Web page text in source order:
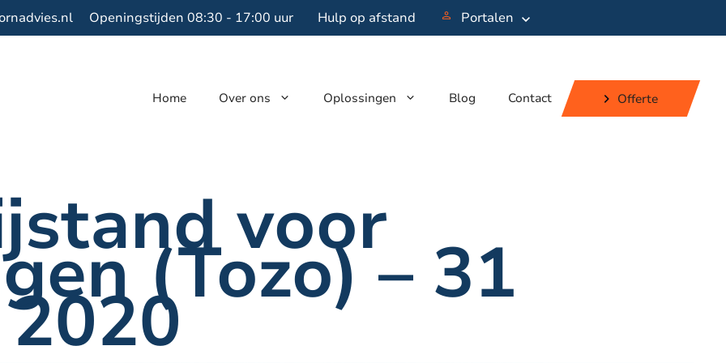
Openingstijden 08:30 - 17:00 uur Hulp op afstand Portalen
Home Over ons Oplossingen Blog Contact Offerte
voor
(Tozo) – 31